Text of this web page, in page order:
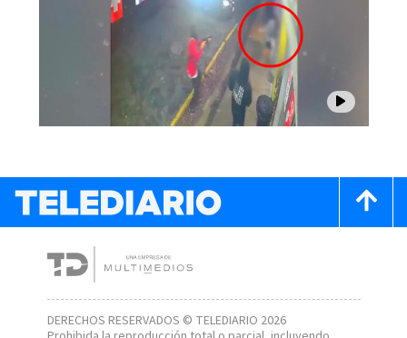
DERECHOS RESERVADOS © TELEDIARIO 2026